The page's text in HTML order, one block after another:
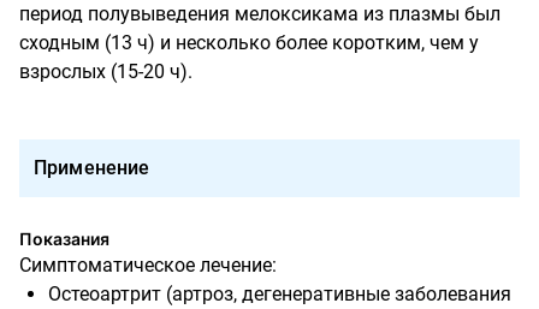
период полувыведения мелоксикама из плазмы был
сходным (13 ч) и несколько более коротким, чем у
взрослых (15-20 ч).
Применение
Показания
Симптоматическое лечение:
Остеоартрит (артроз, дегенеративные заболевания